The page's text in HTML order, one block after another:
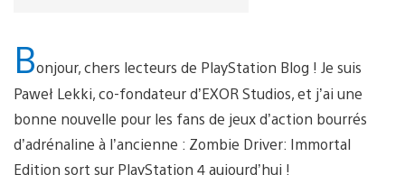
Bonjour, chers lecteurs de PlayStation Blog ! Je suis
Paweł Lekki, co-fondateur d’EXOR Studios, et j’ai une
bonne nouvelle pour les fans de jeux d’action bourrés
d’adrénaline à l’ancienne : Zombie Driver: Immortal
Edition sort sur PlayStation 4 aujourd’hui !